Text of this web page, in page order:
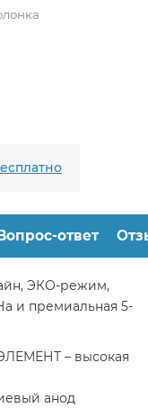
Вопрос-ответ
ЭКО-режим,
и премиальная 5-
– высокая
анод